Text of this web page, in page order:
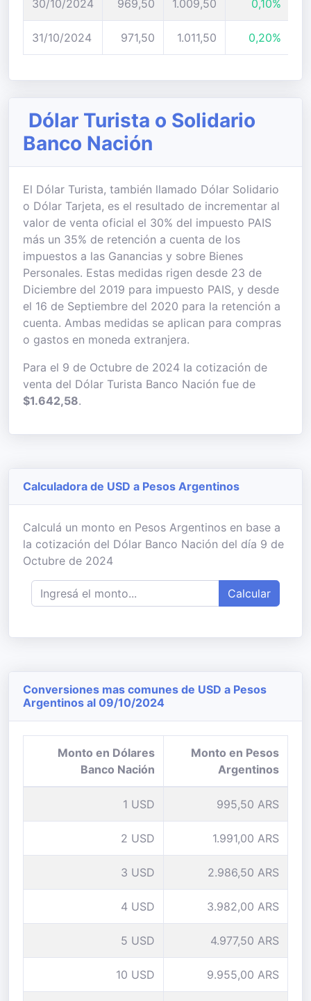
30/10/2024 969,50 1.009,50 0,10%
31/10/2024 971,50 1.011,50 0,20%
Dólar Turista o Solidario
Banco Nación
El Dólar Turista, también llamado Dólar Solidario
o Dólar Tarjeta, es el resultado de incrementar al
valor de venta oficial el 30% del impuesto PAIS
más un 35% de retención a cuenta de los
impuestos a las Ganancias y sobre Bienes
Personales. Estas medidas rigen desde 23 de
Diciembre del 2019 para impuesto PAIS, y desde
el 16 de Septiembre del 2020 para la retención a
cuenta. Ambas medidas se aplican para compras
o gastos en moneda extranjera.
Para el 9 de Octubre de 2024 la cotización de
venta del Dólar Turista Banco Nación fue de
$1.642,58.
Calculadora de USD a Pesos Argentinos
Calculá un monto en Pesos Argentinos en base a
la cotización del Dólar Banco Nación del día 9 de
Octubre de 2024
Calcular
Conversiones mas comunes de USD a Pesos
Argentinos al 09/10/2024
Monto en Dólares
Banco Nación
Monto en Pesos
Argentinos
1 USD 995,50 ARS
2 USD 1.991,00 ARS
3 USD 2.986,50 ARS
4 USD 3.982,00 ARS
5 USD 4.977,50 ARS
10 USD 9.955,00 ARS